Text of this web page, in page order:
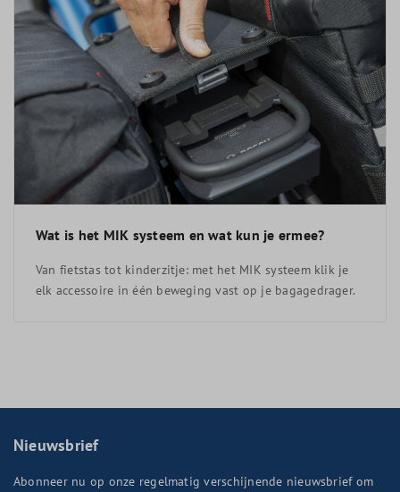
Wat is het MIK systeem en wat kun je ermee?
Van fietstas tot kinderzitje: met het MIK systeem klik je
elk accessoire in één beweging vast op je bagagedrager.
Nieuwsbrief
Abonneer nu op onze regelmatig verschijnende nieuwsbrief om